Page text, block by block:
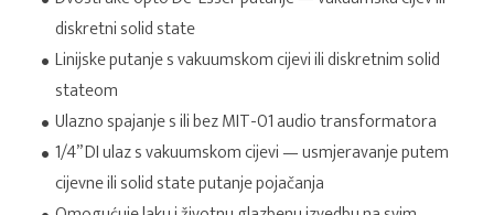
diskretni solid state
Linijske putanje s vakuumskom cijevi ili diskretnim solid
stateom
Ulazno spajanje s ili bez MIT-01 audio transformatora
1/4” DI ulaz s vakuumskom cijevi — usmjeravanje putem
cijevne ili solid state putanje pojačanja